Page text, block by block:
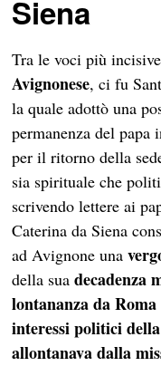
Siena
Tra le voci più
Avignonese, ci fu
la quale adottò una
permanenza del
per il ritorno della
sia spirituale che
scrivendo lettere ai
Caterina da Siena
ad Avignone una
della suadecadenza
lontananza da
interessi politici
allontanava dalla